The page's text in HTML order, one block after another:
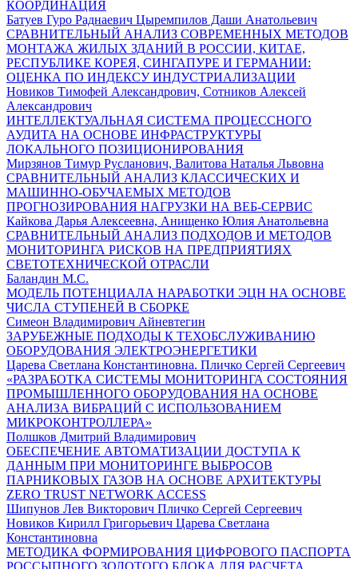
КООРДИНАЦИЯ
Батуев Гуро Раднаевич Цыремпилов Даши Анатольевич
СРАВНИТЕЛЬНЫЙ АНАЛИЗ СОВРЕМЕННЫХ МЕТОДОВ
МОНТАЖА ЖИЛЫХ ЗДАНИЙ В РОССИИ, КИТАЕ,
РЕСПУБЛИКЕ КОРЕЯ, СИНГАПУРЕ И ГЕРМАНИИ:
ОЦЕНКА ПО ИНДЕКСУ ИНДУСТРИАЛИЗАЦИИ
Новиков Тимофей Александрович, Сотников Алексей
Александрович
ИНТЕЛЛЕКТУАЛЬНАЯ СИСТЕМА ПРОЦЕССНОГО
АУДИТА НА ОСНОВЕ ИНФРАСТРУКТУРЫ
ЛОКАЛЬНОГО ПОЗИЦИОНИРОВАНИЯ
Мирзянов Тимур Русланович, Валитова Наталья Львовна
СРАВНИТЕЛЬНЫЙ АНАЛИЗ КЛАССИЧЕСКИХ И
МАШИННО-ОБУЧАЕМЫХ МЕТОДОВ
ПРОГНОЗИРОВАНИЯ НАГРУЗКИ НА ВЕБ-СЕРВИС
Кайкова Дарья Алексеевна, Анищенко Юлия Анатольевна
СРАВНИТЕЛЬНЫЙ АНАЛИЗ ПОДХОДОВ И МЕТОДОВ
МОНИТОРИНГА РИСКОВ НА ПРЕДПРИЯТИЯХ
СВЕТОТЕХНИЧЕСКОЙ ОТРАСЛИ
Баландин М.С.
МОДЕЛЬ ПОТЕНЦИАЛА НАРАБОТКИ ЭЦН НА ОСНОВЕ
ЧИСЛА СТУПЕНЕЙ В СБОРКЕ
Симеон Владимирович Айневтегин
ЗАРУБЕЖНЫЕ ПОДХОДЫ К ТЕХОБСЛУЖИВАНИЮ
ОБОРУДОВАНИЯ ЭЛЕКТРОЭНЕРГЕТИКИ
Царева Светлана Константиновна. Пличко Сергей Сергеевич
«РАЗРАБОТКА СИСТЕМЫ МОНИТОРИНГА СОСТОЯНИЯ
ПРОМЫШЛЕННОГО ОБОРУДОВАНИЯ НА ОСНОВЕ
АНАЛИЗА ВИБРАЦИЙ С ИСПОЛЬЗОВАНИЕМ
МИКРОКОНТРОЛЛЕРА»
Полшков Дмитрий Владимирович
ОБЕСПЕЧЕНИЕ АВТОМАТИЗАЦИИ ДОСТУПА К
ДАННЫМ ПРИ МОНИТОРИНГЕ ВЫБРОСОВ
ПАРНИКОВЫХ ГАЗОВ НА ОСНОВЕ АРХИТЕКТУРЫ
ZERO TRUST NETWORK ACCESS
Шипунов Лев Викторович Пличко Сергей Сергеевич
Новиков Кирилл Григорьевич Царева Светлана
Константиновна
МЕТОДИКА ФОРМИРОВАНИЯ ЦИФРОВОГО ПАСПОРТА
РОССЫПНОГО ЗОЛОТОГО БЛОКА ДЛЯ РАСЧЕТА